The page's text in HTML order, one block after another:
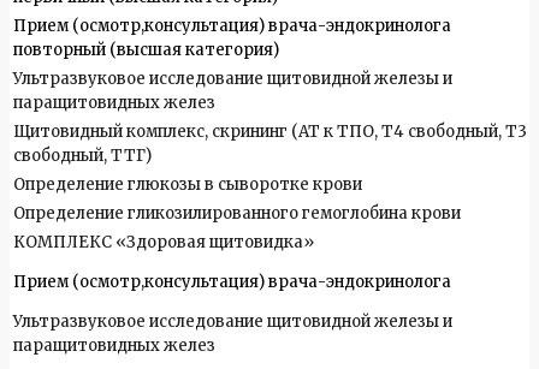
Прием (осмотр,консультация) врача-эндокринолога
повторный (высшая категория)
Ультразвуковое исследование щитовидной железы и
паращитовидных желез
Щитовидный комплекс, скрининг (АТ к ТПО, Т4 свободный, Т3
свободный, ТТГ)
Определение глюкозы в сыворотке крови
Определение гликозилированного гемоглобина крови
КОМПЛЕКС «Здоровая щитовидка»
Прием (осмотр,консультация) врача-эндокринолога
Ультразвуковое исследование щитовидной железы и
паращитовидных желез